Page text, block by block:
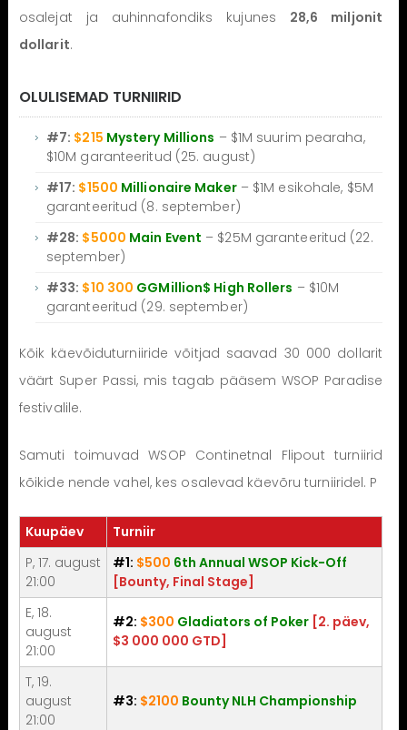
osalejat ja auhinnafondiks kujunes 28,6 miljonit
dollarit.
OLULISEMAD TURNIIRID
#7: $215 Mystery Millions – $1M suurim pearaha,
$10M garanteeritud (25. august)
#17: $1500 Millionaire Maker– $1M esikohale, $5M
garanteeritud (8. september)
#28: $5000 Main Event – $25M garanteeritud (22.
september)
#33: $10 300 GGMillion$ High Rollers – $10M
garanteeritud (29. september)
Kõik käevõiduturniiride võitjad saavad 30 000 dollarit
väärt Super Passi, mis tagab pääsem WSOP Paradise
festivalile.
Samuti toimuvad WSOP Continetnal Flipout turniirid
kõikide nende vahel, kes osalevad käevõru turniiridel. P
Kuupäev
Turniir
P, 17. august
21:00
#1: $500 6th Annual WSOP Kick-Off
[Bounty, Final Stage]
E, 18.
august
21:00
#2: $300 Gladiators of Poker [2. päev,
$3 000 000 GTD]
T, 19.
august
21:00
#3: $2100 Bounty NLH Championship